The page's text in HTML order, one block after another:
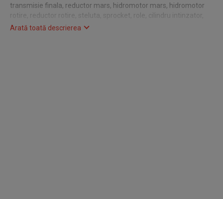
transmisie finala, reductor mars, hidromotor mars, hidromotor
rotire, reductor rotire, steluta, sprocket, role, cilindru intinzator,
cilindru hidraulic, cabina, axa, punte, planetara, grup, pinion,
Arată toată descrierea